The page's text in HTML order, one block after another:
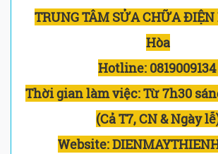
TRUNG TÂM SỬA CHỮA
Hòa
Hotline: 0819009134
Thời gian làm việc:Từ 7h30
(Cả T7, CN & Ngày
Website: